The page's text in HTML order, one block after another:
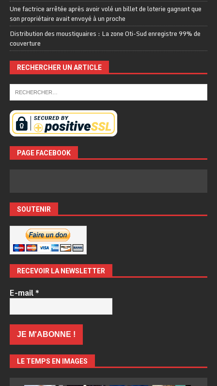
Une factrice arrêtée après avoir volé un billet de loterie gagnant que
son propriétaire avait envoyé à un proche
Distribution des moustiquaires : La zone Oti-Sud enregistre 99% de
couverture
RECHERCHER UN ARTICLE
PAGE FACEBOOK
SOUTENIR
RECEVOIR LA NEWSLETTER
E-mail*
LE TEMPS EN IMAGES